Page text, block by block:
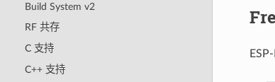
Build System v2
RF 共存
C 支持
C++ 支持